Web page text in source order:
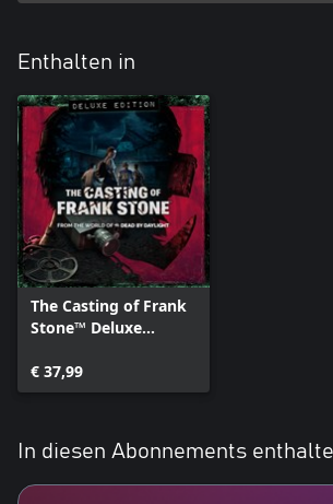
Enthalten in
The Casting of Frank
Stone™ Deluxe
€ 37,99
In diesen Abonnements